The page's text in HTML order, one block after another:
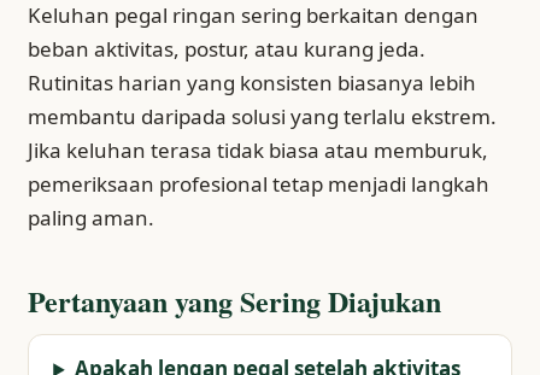
Keluhan pegal ringan sering berkaitan dengan
beban aktivitas, postur, atau kurang jeda.
Rutinitas harian yang konsisten biasanya lebih
membantu daripada solusi yang terlalu ekstrem.
Jika keluhan terasa tidak biasa atau memburuk,
pemeriksaan profesional tetap menjadi langkah
paling aman.
Pertanyaan yang Sering Diajukan
Apakah lengan pegal setelah aktivitas